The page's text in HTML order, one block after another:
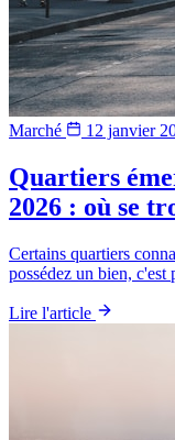
Marché 12 janvier
Quartiers
2026 : où se
Certains quartiers
possédez un bien,
Lire l'article